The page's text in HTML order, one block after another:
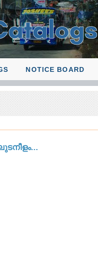
NOTICE BOARD